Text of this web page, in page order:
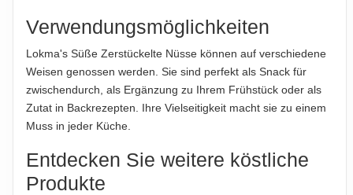
Verwendungsmöglichkeiten
Lokma's Süße Zerstückelte Nüsse können auf verschiedene
Weisen genossen werden. Sie sind perfekt als Snack für
zwischendurch, als Ergänzung zu Ihrem Frühstück oder als
Zutat in Backrezepten. Ihre Vielseitigkeit macht sie zu einem
Muss in jeder Küche.
Entdecken Sie weitere köstliche
Produkte